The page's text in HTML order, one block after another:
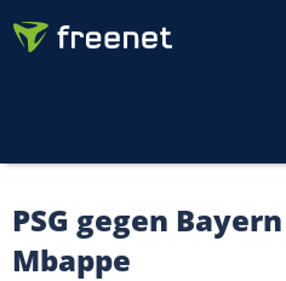
PSG gegen
Mbappe